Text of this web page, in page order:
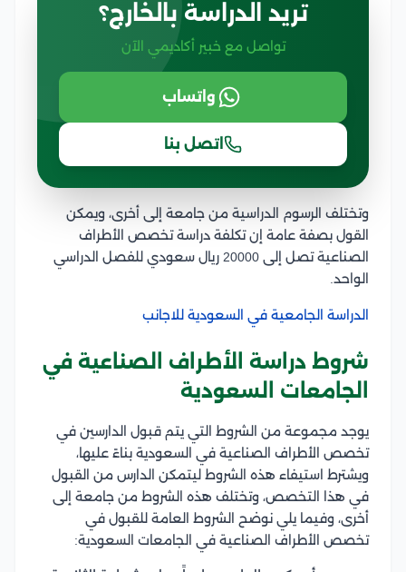
تريد الدراسة بالخارج؟
تواصل مع خبير أكاديمي الآن
واتساب
اتصل بنا
وتختلف الرسوم الدراسية من جامعة إلى أخرى، ويمكن
القول بصفة عامة إن تكلفة دراسة تخصص الأطراف
الصناعية تصل إلى 20000 ريال سعودي للفصل الدراسي
الواحد.
الدراسة الجامعية في السعودية للاجانب
شروط دراسة الأطراف الصناعية في
الجامعات السعودية
يوجد مجموعة من الشروط التي يتم قبول الدارسين في
تخصص الأطراف الصناعية في السعودية بناءً عليها،
ويشترط استيفاء هذه الشروط ليتمكن الدارس من القبول
في هذا التخصص، وتختلف هذه الشروط من جامعة إلى
أخرى، وفيما يلي نوضح الشروط العامة للقبول في
تخصص الأطراف الصناعية في الجامعات السعودية: